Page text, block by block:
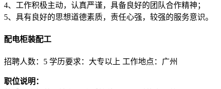
4、工作积极主动，认真严谨，具备良好的团队合作精神；
5、具有良好的思想道德素质，责任心强，较强的服务意识。
配电柜装配工
招聘人数：5 学历要求：大专以上 工作地点：广州
职位说明：